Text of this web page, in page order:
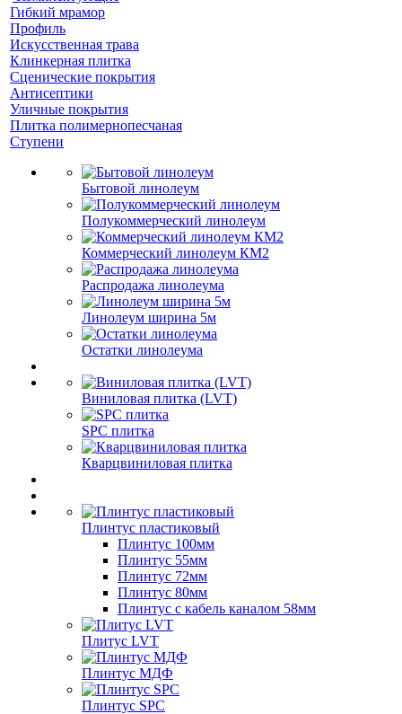
Гибкий мрамор
Профиль
Искусственная трава
Клинкерная плитка
Сценические покрытия
Антисептики
Уличные покрытия
Плитка полимернопесчаная
Ступени
Бытовой линолеум
Полукоммерческий линолеум
Коммерческий линолеум КМ2
Распродажа линолеума
Линолеум ширина 5м
Остатки линолеума
Виниловая плитка (LVT)
SPC плитка
Кварцвиниловая плитка
Плинтус пластиковый
Плинтус 100мм
Плинтус 55мм
Плинтус 72мм
Плинтус 80мм
Плинтус с кабель каналом 58мм
Плитус LVT
Плинтус МДФ
Плинтус SPC